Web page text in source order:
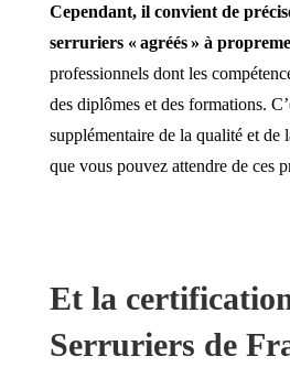
Cependant, il convient de
serruriers « agréés » à
professionnels dont les
des diplômes et des formations.
supplémentaire de la qualité et
que vous pouvez attendre de ces
Et la
Serruriers de